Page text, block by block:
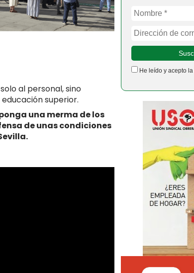
al personal, sino
superior.
una merma de los
de unas condiciones
He leído y acepto la